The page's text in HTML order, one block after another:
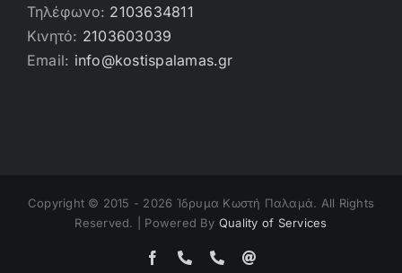
Τηλέφωνο: 2103634811
Κινητό: 2103603039
Email: info@kostispalamas.gr
Copyright © 2015 - 2026 Ίδρυμα Κωστή Παλαμά. All Rights
Reserved. | Powered By Quality of Services
FacebookΤηλέφωνο
Τηλέφωνο